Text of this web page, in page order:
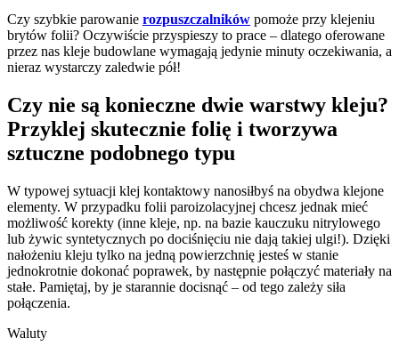
Czy szybkie parowanie rozpuszczalników pomoże przy klejeniu
brytów folii? Oczywiście przyspieszy to prace – dlatego oferowane
przez nas kleje budowlane wymagają jedynie minuty oczekiwania, a
nieraz wystarczy zaledwie pół!
Czy nie są konieczne dwie warstwy kleju?
Przyklej skutecznie folię i tworzywa
sztuczne podobnego typu
W typowej sytuacji klej kontaktowy nanosiłbyś na obydwa klejone
elementy. W przypadku folii paroizolacyjnej chcesz jednak mieć
możliwość korekty (inne kleje, np. na bazie kauczuku nitrylowego
lub żywic syntetycznych po dociśnięciu nie dają takiej ulgi!). Dzięki
nałożeniu kleju tylko na jedną powierzchnię jesteś w stanie
jednokrotnie dokonać poprawek, by następnie połączyć materiały na
stałe. Pamiętaj, by je starannie docisnąć – od tego zależy siła
połączenia.
Waluty